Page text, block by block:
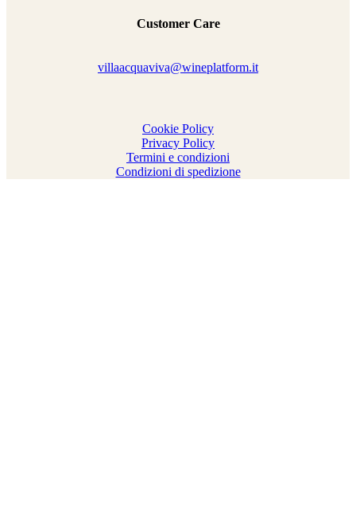
Customer Care
villaacquaviva@wineplatform.it
Cookie Policy
Privacy Policy
Termini e condizioni
Condizioni di spedizione